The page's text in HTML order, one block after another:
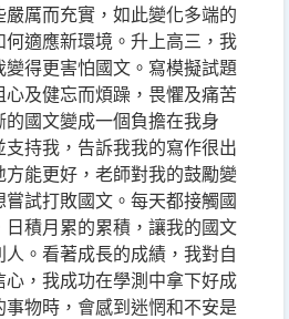
厲而充實，如此變化多端的
適應新環境。升上高三，我
得更害怕國文。寫模擬試題
及健忘而煩躁，畏懼及痛苦
國文變成一個負擔在我身
持我，告訴我我的寫作很出
能更好，老師對我的鼓勵變
試打敗國文。每天都接觸國
積月累的累積，讓我的國文
。看著成長的成績，我對自
心，我成功在學測中拿下好成
物時，會感到迷惘和不安是